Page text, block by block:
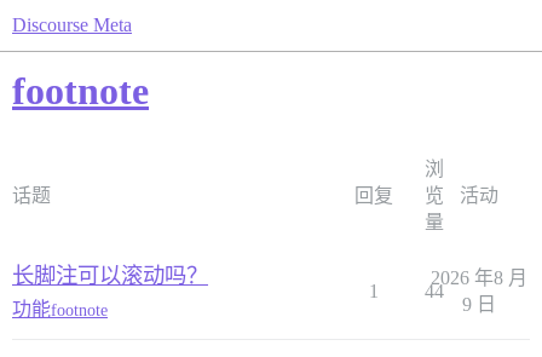
Discourse Meta
footnote
话题 回复
浏
览
量
活动
长脚注可以滚动吗？
功能footnote
1 44
2026 年8 月
9 日